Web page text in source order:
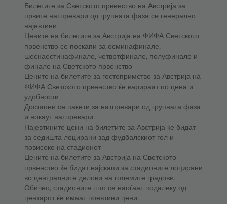
Билетите за Светското првенство на Австрија за
првите натпревари од групната фаза се генерално
најевтини
Цените на билетите за Австрија на ФИФА Светското
првенство се поскапи за осминафинале,
шеснаестинафинале, четвртфинале, полуфинале и
финале на Светското првенство
Цените на билетите за гостопримство за Австрија на
ФИФА Светското првенство ќе варираат по цена и
удобности
Достапни се пакети за натпревари од групната фаза
и нокаут натпревари
Најевтините цени на билетите за Австрија ќе бидат
за седишта лоцирани зад фудбалскиот гол и
повисоко на стадионот
Цените на билетите за Австрија на Светското
првенство ќе бидат најскапи за стадионите лоцирани
во централните делови на големите градови.
Обично, стадионите што се наоѓаат подалеку од
центарот ќе имаат поевтини цени.